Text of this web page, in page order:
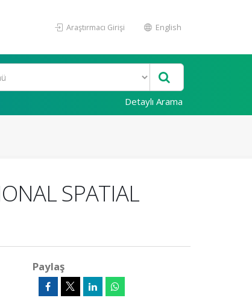
Araştırmacı Girişi English
Detaylı Arama
SPATIAL
Paylaş